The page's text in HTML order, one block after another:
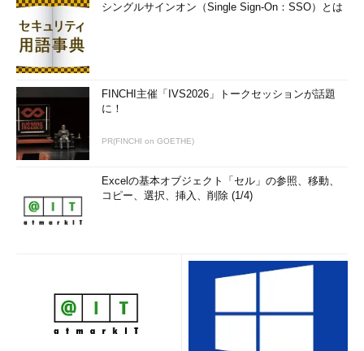
シングルサインオン（Single Sign-On：SSO）とは
FINCHI主催「IVS2026」トークセッションが話題
に！
PR(FINCHI on GOETHE)
Excelの基本オブジェクト「セル」の参照、移動、
コピー、選択、挿入、削除 (1/4)